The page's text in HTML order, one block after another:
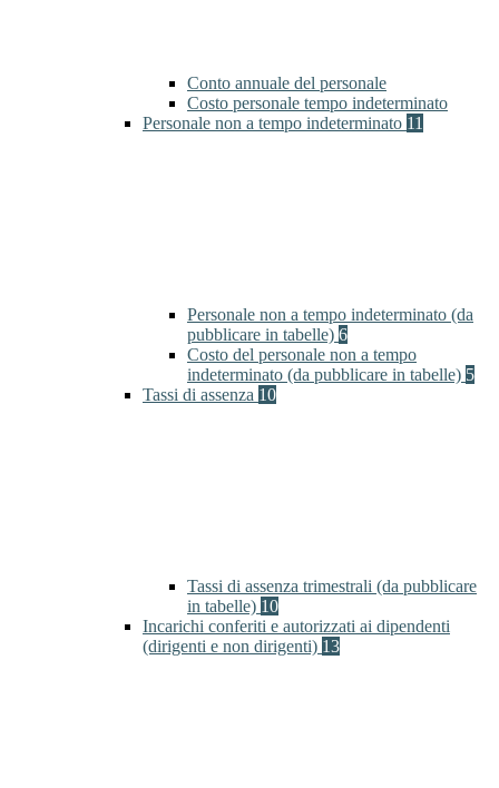
Conto annuale del personale
Costo personale tempo indeterminato
Personale non a tempo indeterminato 11
Personale non a tempo indeterminato (da
pubblicare in tabelle) 6
Costo del personale non a tempo
indeterminato (da pubblicare in tabelle) 5
Tassi di assenza 10
Tassi di assenza trimestrali (da pubblicare
in tabelle) 10
Incarichi conferiti e autorizzati ai dipendenti
(dirigenti e non dirigenti) 13